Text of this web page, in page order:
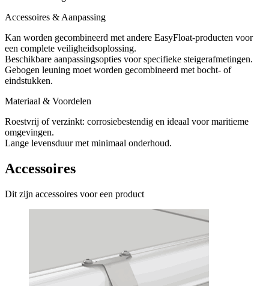
Accessoires & Aanpassing
Kan worden gecombineerd met andere EasyFloat-producten voor
een complete veiligheidsoplossing.
Beschikbare aanpassingsopties voor specifieke steigerafmetingen.
Gebogen leuning moet worden gecombineerd met bocht- of
eindstukken.
Materiaal & Voordelen
Roestvrij of verzinkt: corrosiebestendig en ideaal voor maritieme
omgevingen.
Lange levensduur met minimaal onderhoud.
Accessoires
Dit zijn accessoires voor een product